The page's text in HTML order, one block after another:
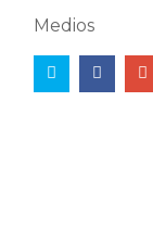
Medios